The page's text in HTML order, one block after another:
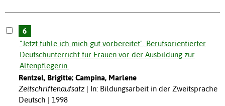
6
"Jetzt fühle ich mich gut vorbereitet". Berufsorientierter
Deutschunterricht für Frauen vor der Ausbildung zur
Altenpflegerin.
Rentzel, Brigitte; Campina, Marlene
Zeitschriftenaufsatz
In: Bildungsarbeit in der Zweitsprache
Deutsch | 1998